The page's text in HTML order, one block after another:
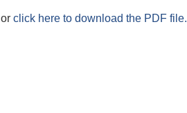
or click here to download the PDF file.